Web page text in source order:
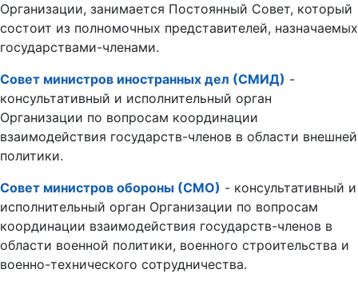
Организации, занимается Постоянный Совет, который
состоит из полномочных представителей, назначаемых
государствами-членами.
Совет министров иностранных дел (СМИД) -
консультативный и исполнительный орган
Организации по вопросам координации
взаимодействия государств-членов в области внешней
политики.
Совет министров обороны (СМО) - консультативный и
исполнительный орган Организации по вопросам
координации взаимодействия государств-членов в
области военной политики, военного строительства и
военно-технического сотрудничества.